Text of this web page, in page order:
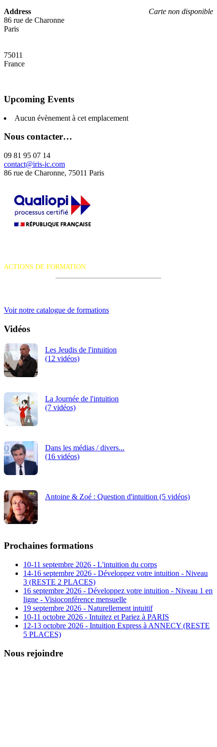
Carte non disponible
Address
86 rue de Charonne
Paris
75011
France
Upcoming Events
Aucun évènement à cet emplacement
Nous contacter…
09 81 95 07 14
contact@iris-ic.com
86 rue de Charonne, 75011 Paris
ACTIONS DE FORMATION
Voir notre catalogue de formations
Vidéos
Les Jeudis de l'intuition
(12 vidéos)
La Journée de l'intuition
(7 vidéos)
Dans les médias / divers...
(16 vidéos)
Antoine & Zoé : Question d'intuition (5 vidéos)
Prochaines formations
10-11 septembre 2026 - L'intuition du corps
14-16 septembre 2026 - Développez votre intuition - Niveau
3 (RESTE 2 PLACES)
16 septembre 2026 - Développez votre intuition - Niveau 1 en
ligne - Visioconférence mensuelle
19 septembre 2026 - Naturellement intuitif
10-11 octobre 2026 - Intuitez et Pariez à PARIS
12-13 octobre 2026 - Intuition Express à ANNECY (RESTE
5 PLACES)
Nous rejoindre